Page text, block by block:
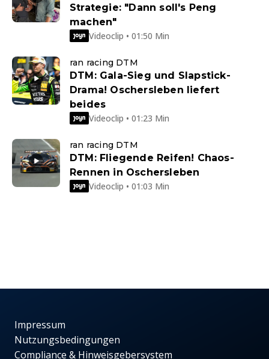
Strategie: "Dann soll's Peng
machen"
Videoclip • 01:50 Min
ran racing DTM
DTM: Gala-Sieg und Slapstick-
Drama! Oschersleben liefert
beides
Videoclip • 01:23 Min
ran racing DTM
DTM: Fliegende Reifen! Chaos-
Rennen in Oschersleben
Videoclip • 01:03 Min
Impressum
Nutzungsbedingungen
Compliance & Hinweisgebersystem